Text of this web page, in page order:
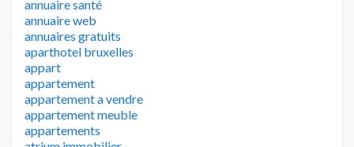
annuaire santé
annuaire web
annuaires gratuits
aparthotel bruxelles
appart
appartement
appartement a vendre
appartement meuble
appartements